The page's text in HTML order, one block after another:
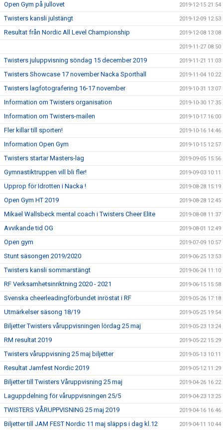
Open Gym på jullovet 2019-12-15 21:54
Twisters kansli julstängt 2019-12-09 12:53
Resultat från Nordic All Level Championship 2019-12-08 13:08
2019-11-27 08:50
Twisters juluppvisning söndag 15 december 2019 2019-11-21 11:03
Twisters Showcase 17 november Nacka Sporthall 2019-11-04 10:22
Twisters lagfotografering 16-17 november 2019-10-31 13:07
Information om Twisters organisation 2019-10-30 17:35
Information om Twisters-mailen 2019-10-17 16:00
Fler killar till sporten! 2019-10-16 14:46
Information Open Gym 2019-10-15 12:57
Twisters startar Masters-lag 2019-09-05 15:56
Gymnastiktruppen vill bli fler! 2019-09-03 10:11
Upprop för Idrotten i Nacka ! 2019-08-28 15:19
Open Gym HT 2019 2019-08-28 12:45
Mikael Wallsbeck mental coach i Twisters Cheer Elite 2019-08-08 11:37
Avvikande tid OG 2019-08-01 12:49
Open gym 2019-07-09 10:57
Stunt säsongen 2019/2020 2019-06-25 13:53
Twisters kansli sommarstängt 2019-06-24 11:10
RF Verksamhetsinriktning 2020 - 2021 2019-06-15 15:58
Svenska cheerleadingförbundet inröstat i RF 2019-05-26 17:18
Utmärkelser säsong 18/19 2019-05-25 19:54
Biljetter Twisters våruppvisningen lördag 25 maj 2019-05-23 13:24
RM resultat 2019 2019-05-22 15:29
Twisters våruppvisning 25 maj biljetter 2019-05-13 10:11
Resultat Jamfest Nordic 2019 2019-05-12 11:29
Biljetter till Twisters Våruppvisning 25 maj 2019-04-26 16:22
Laguppdelning för våruppvisningen 25/5 2019-04-23 13:25
TWISTERS VÅRUPPVISNING 25 maj 2019 2019-04-16 16:46
Biljetter till JAM FEST Nordic 11 maj släpps i dag kl.12 2019-04-11 10:44